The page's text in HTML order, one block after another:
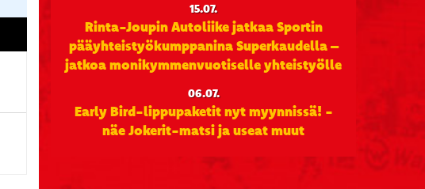
15.07.
Rinta-Joupin Autoliike jatkaa Sportin
pääyhteistyökumppanina Superkaudella –
jatkoa monikymmenvuotiselle yhteistyölle
06.07.
Early Bird-lippupaketit nyt myynnissä! -
näe Jokerit-matsi ja useat muut